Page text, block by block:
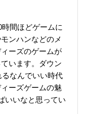
間ほどゲームに
ンハンなどのメ
ーズのゲームが
います。ダウン
なんでいい時代
ーズゲームの魅
いいなと思ってい